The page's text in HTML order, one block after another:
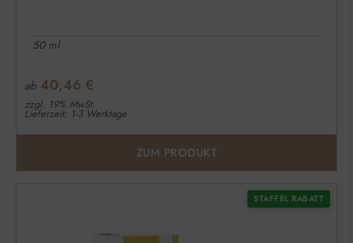
50 ml
ab 40,46 €
zzgl. 19% MwSt.
Lieferzeit: 1-3 Werktage
ZUM PRODUKT
STAFFEL RABATT